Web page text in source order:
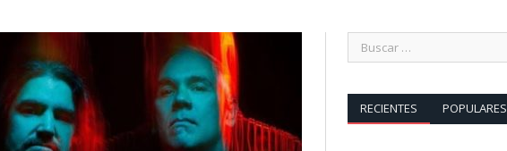
RECIENTES POPULARES